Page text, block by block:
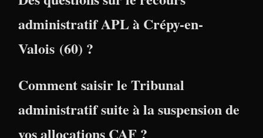
administratif APL à Crépy-en-
Valois (60) ?
Comment saisir le Tribunal
administratif suite à la suspension de
vos allocations CAF ?